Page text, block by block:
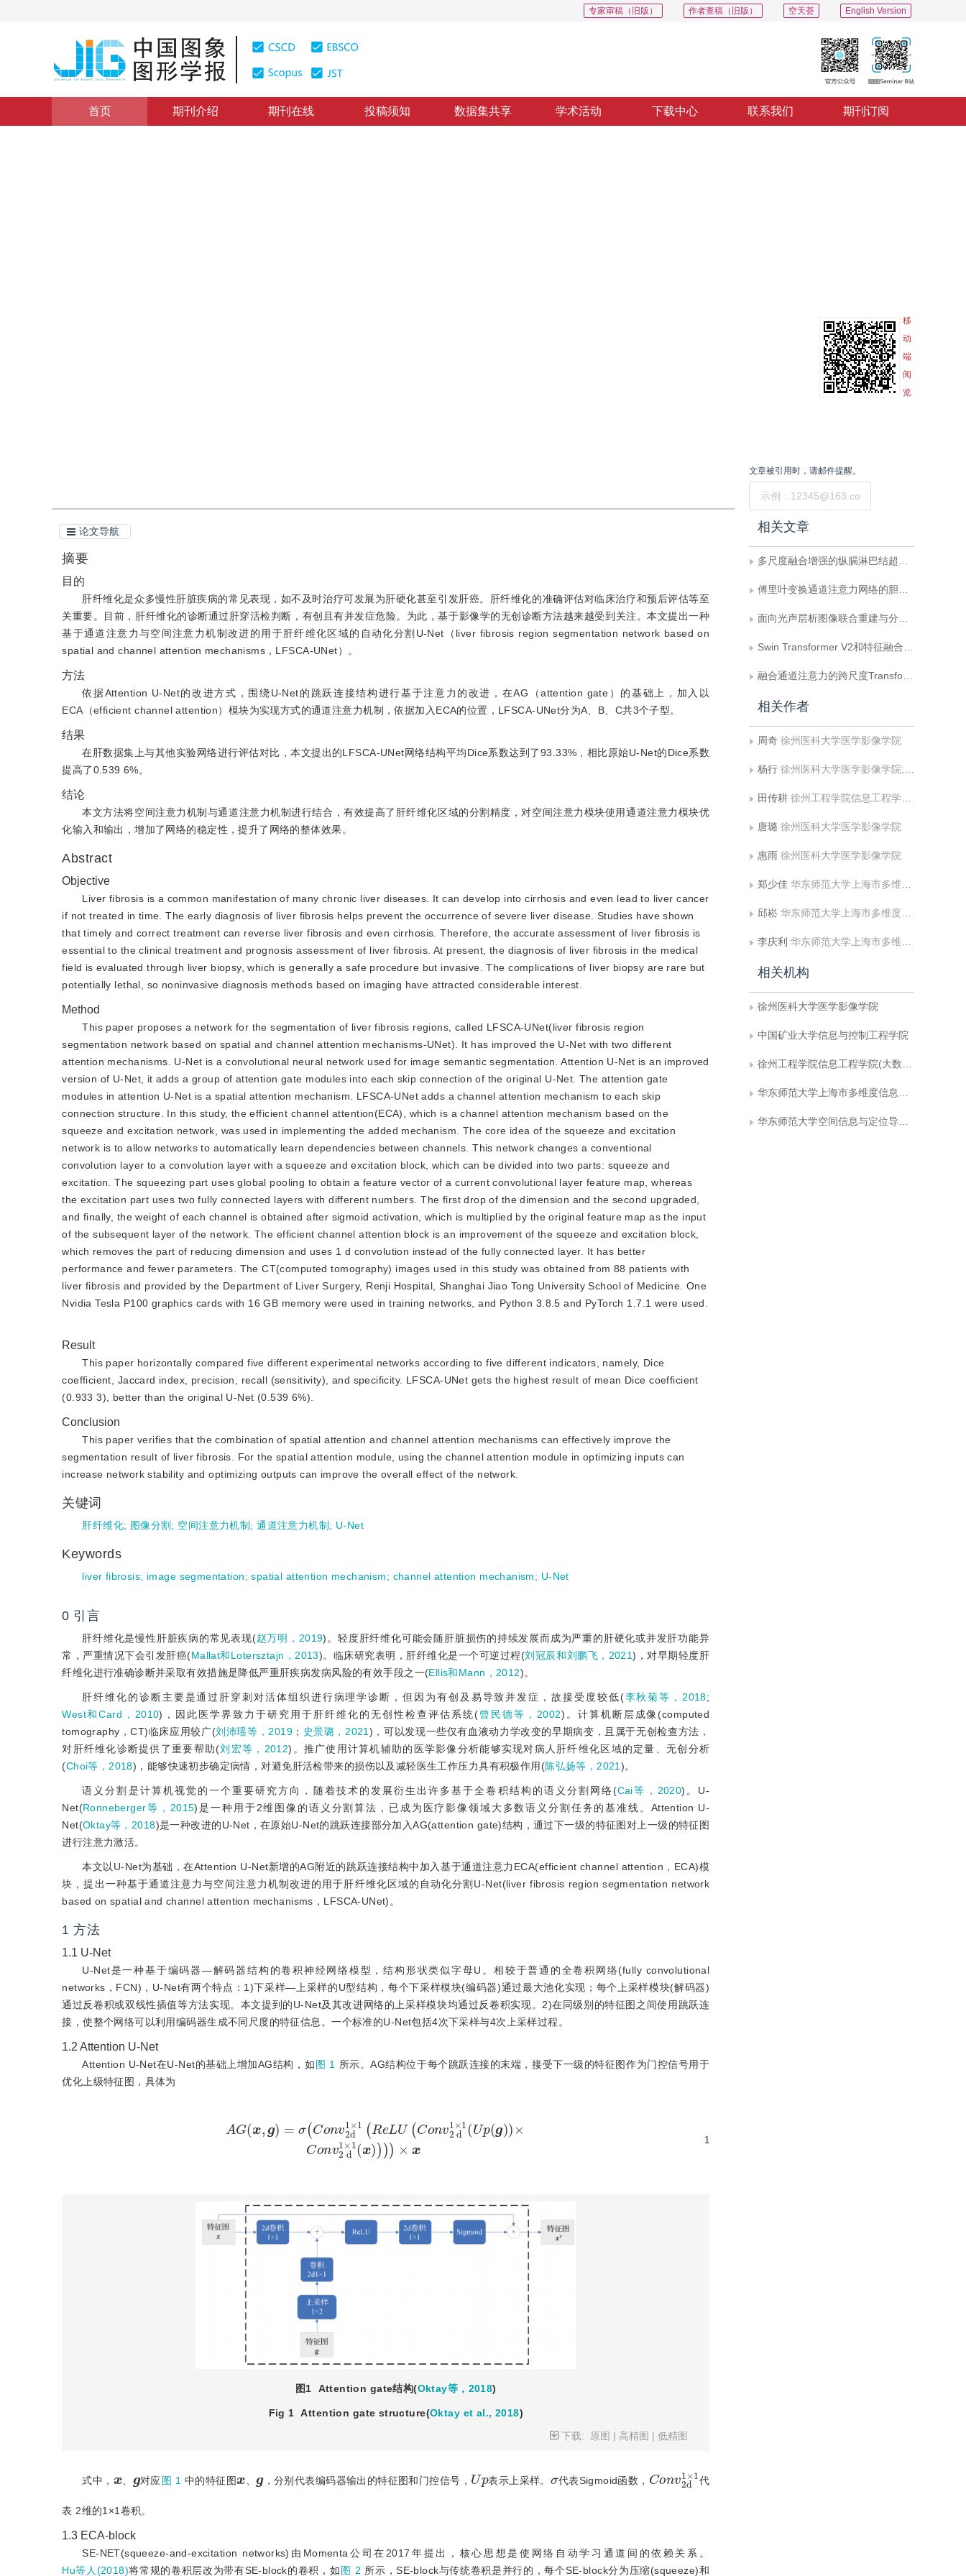
English Version
空天荟
作者查稿（旧版）
专家审稿（旧版）
首页 期刊介绍 期刊在线 投稿须知 数据集共享 学术活动 下载中心 联系我们 期刊订阅
移
动
端
阅
览
论文导航
摘要
目的
肝纤维化是众多慢性肝脏疾病的常见表现，如不及时治疗可发展为肝硬化甚至引发肝癌。肝纤维化的准确评估对临床治疗和预后评估等至
关重要。目前，肝纤维化的诊断通过肝穿活检判断，有创且有并发症危险。为此，基于影像学的无创诊断方法越来越受到关注。本文提出一种
基于通道注意力与空间注意力机制改进的用于肝纤维化区域的自动化分割U-Net（liver fibrosis region segmentation network based on
spatial and channel attention mechanisms，LFSCA-UNet）。
方法
依据Attention U-Net的改进方式，围绕U-Net的跳跃连接结构进行基于注意力的改进，在AG（attention gate）的基础上，加入以
ECA（efficient channel attention）模块为实现方式的通道注意力机制，依据加入ECA的位置，LFSCA-UNet分为A、B、C共3个子型。
结果
在肝数据集上与其他实验网络进行评估对比，本文提出的LFSCA-UNet网络结构平均Dice系数达到了93.33%，相比原始U-Net的Dice系数
提高了0.539 6%。
结论
本文方法将空间注意力机制与通道注意力机制进行结合，有效提高了肝纤维化区域的分割精度，对空间注意力模块使用通道注意力模块优
化输入和输出，增加了网络的稳定性，提升了网络的整体效果。
Abstract
Objective
Liver fibrosis is a common manifestation of many chronic liver diseases. It can develop into cirrhosis and even lead to liver cancer
if not treated in time. The early diagnosis of liver fibrosis helps prevent the occurrence of severe liver disease. Studies have shown
that timely and correct treatment can reverse liver fibrosis and even cirrhosis. Therefore, the accurate assessment of liver fibrosis is
essential to the clinical treatment and prognosis assessment of liver fibrosis. At present, the diagnosis of liver fibrosis in the medical
field is evaluated through liver biopsy, which is generally a safe procedure but invasive. The complications of liver biopsy are rare but
potentially lethal, so noninvasive diagnosis methods based on imaging have attracted considerable interest.
Method
This paper proposes a network for the segmentation of liver fibrosis regions, called LFSCA-UNet(liver fibrosis region
segmentation network based on spatial and channel attention mechanisms-UNet). It has improved the U-Net with two different
attention mechanisms. U-Net is a convolutional neural network used for image semantic segmentation. Attention U-Net is an improved
version of U-Net, it adds a group of attention gate modules into each skip connection of the original U-Net. The attention gate
modules in attention U-Net is a spatial attention mechanism. LFSCA-UNet adds a channel attention mechanism to each skip
connection structure. In this study, the efficient channel attention(ECA), which is a channel attention mechanism based on the
squeeze and excitation network, was used in implementing the added mechanism. The core idea of the squeeze and excitation
network is to allow networks to automatically learn dependencies between channels. This network changes a conventional
convolution layer to a convolution layer with a squeeze and excitation block, which can be divided into two parts: squeeze and
excitation. The squeezing part uses global pooling to obtain a feature vector of a current convolutional layer feature map, whereas
the excitation part uses two fully connected layers with different numbers. The first drop of the dimension and the second upgraded,
and finally, the weight of each channel is obtained after sigmoid activation, which is multiplied by the original feature map as the input
of the subsequent layer of the network. The efficient channel attention block is an improvement of the squeeze and excitation block,
which removes the part of reducing dimension and uses 1 d convolution instead of the fully connected layer. It has better
performance and fewer parameters. The CT(computed tomography) images used in this study was obtained from 88 patients with
liver fibrosis and provided by the Department of Liver Surgery, Renji Hospital, Shanghai Jiao Tong University School of Medicine. One
Nvidia Tesla P100 graphics cards with 16 GB memory were used in training networks, and Python 3.8.5 and PyTorch 1.7.1 were used.
Result
This paper horizontally compared five different experimental networks according to five different indicators, namely, Dice
coefficient, Jaccard index, precision, recall (sensitivity), and specificity. LFSCA-UNet gets the highest result of mean Dice coefficient
(0.933 3), better than the original U-Net (0.539 6%).
Conclusion
This paper verifies that the combination of spatial attention and channel attention mechanisms can effectively improve the
segmentation result of liver fibrosis. For the spatial attention module, using the channel attention module in optimizing inputs can
increase network stability and optimizing outputs can improve the overall effect of the network.
关键词
肝纤维化; 图像分割 ; 空间注意力机制 ;通道注意力机制 ; U-Net
Keywords
liver fibrosis; image segmentation;spatial attention mechanism; channel attention mechanism; U-Net
0 引言
肝纤维化是慢性肝脏疾病的常见表现(赵万明，2019)。轻度肝纤维化可能会随肝脏损伤的持续发展而成为严重的肝硬化或并发肝功能异
常，严重情况下会引发肝癌(Mallat和Lotersztajn，2013)。临床研究表明，肝纤维化是一个可逆过程(刘冠辰和刘鹏飞，2021)，对早期轻度肝
纤维化进行准确诊断并采取有效措施是降低严重肝疾病发病风险的有效手段之一(Ellis和Mann，2012)。
肝纤维化的诊断主要是通过肝穿刺对活体组织进行病理学诊断，但因为有创及易导致并发症，故接受度较低(李秋菊等，2018;
West和Card，2010)，因此医学界致力于研究用于肝纤维化的无创性检查评估系统(曾民德等，2002)。计算机断层成像(computed
tomography，CT)临床应用较广(刘沛瑶等，2019； 史景璐，2021 )，可以发现一些仅有血液动力学改变的早期病变，且属于无创检查方法，
对肝纤维化诊断提供了重要帮助(刘宏等，2012)。推广使用计算机辅助的医学影像分析能够实现对病人肝纤维化区域的定量、无创分析
(Choi等，2018)，能够快速初步确定病情，对避免肝活检带来的损伤以及减轻医生工作压力具有积极作用(陈弘扬等，2021 )。
语义分割是计算机视觉的一个重要研究方向，随着技术的发展衍生出许多基于全卷积结构的语义分割网络(Cai等，2020)。U-
Net(Ronneberger等，2015)是一种用于2维图像的语义分割算法，已成为医疗影像领域大多数语义分割任务的基准线。Attention U-
Net(Oktay等，2018)是一种改进的U-Net，在原始U-Net的跳跃连接部分加入AG(attention gate)结构，通过下一级的特征图对上一级的特征图
进行注意力激活。
本文以U-Net为基础，在Attention U-Net新增的AG附近的跳跃连接结构中加入基于通道注意力ECA(efficient channel attention，ECA)模
块，提出一种基于通道注意力与空间注意力机制改进的用于肝纤维化区域的自动化分割U-Net(liver fibrosis region segmentation network
based on spatial and channel attention mechanisms，LFSCA-UNet)。
1 方法
1.1 U-Net
U-Net是一种基于编码器—解码器结构的卷积神经网络模型，结构形状类似字母U。相较于普通的全卷积网络(fully convolutional
networks，FCN)，U-Net有两个特点：1)下采样—上采样的U型结构，每个下采样模块(编码器)通过最大池化实现；每个上采样模块(解码器)
通过反卷积或双线性插值等方法实现。本文提到的U-Net及其改进网络的上采样模块均通过反卷积实现。2)在同级别的特征图之间使用跳跃连
接，使整个网络可以利用编码器生成不同尺度的特征信息。一个标准的U-Net包括4次下采样与4次上采样过程。
1.2 Attention U-Net
Attention U-Net在U-Net的基础上增加AG结构，如图 1
所示。AG结构位于每个跳跃连接的末端，接受下一级的特征图作为门控信号用于
优化上级特征图，具体为
onv 1 ReL Co nv2 d1×1(U g)) ×C on v2
1
图1 Attention gate结构(Oktay等，2018)
Fig 1 Attention gate structure(Oktay et al., 2018)
下载:
原图 | 高精图 |低精图
式中， x、 g对应图 1 中的特征图 x、g，分别代表编码器输出的特征图和门控信号， U
p 表示上采样。 σ代表Sigmoid函数，
C v 2
d ×1
代
表 2维的1×1卷积。
1.3 ECA-block
SE-NET(squeeze-and-excitation networks)由Momenta公司在2017年提出，核心思想是使网络自动学习通道间的依赖关系。
Hu等人(2018)将常规的卷积层改为带有SE-block的卷积，如图 2 所示，SE-block与传统卷积是并行的，每个SE-block分为压缩(squeeze)和
文章被引用时，请邮件提醒。
相关文章
多尺度融合增强的纵膈淋巴结超声弹性图像分割
傅里叶变换通道注意力网络的胆管癌高光谱图像分割
面向光声层析图像联合重建与分割的双向反馈迭代优化网络
Swin Transformer V2和特征融合的U-Net图像去噪方法
融合通道注意力的跨尺度Transformer图像超分辨率重建
相关作者
周奇 徐州医科大学医学影像学院
杨行 徐州医科大学医学影像学院;中国矿业大学信息与控制工程学院
田传耕 徐州工程学院信息工程学院(大数据学院)
唐璐 徐州医科大学医学影像学院
惠雨 徐州医科大学医学影像学院
郑少佳 华东师范大学上海市多维度信息处理重点实验室;华东师范大学空间信息与定位导航上海高校工程研究中心
邱崧 华东师范大学上海市多维度信息处理重点实验室;华东师范大学空间信息与定位导航上海高校工程研究中心
李庆利 华东师范大学上海市多维度信息处理重点实验室;华东师范大学空间信息与定位导航上海高校工程研究中心
相关机构
徐州医科大学医学影像学院
中国矿业大学信息与控制工程学院
徐州工程学院信息工程学院(大数据学院)
华东师范大学上海市多维度信息处理重点实验室
华东师范大学空间信息与定位导航上海高校工程研究中心